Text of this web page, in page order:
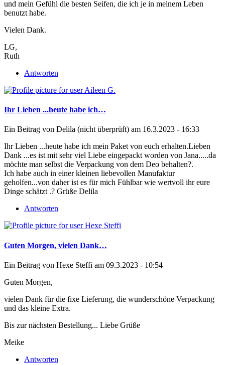
und mein Gefühl die besten Seifen, die ich je in meinem Leben
benutzt habe.
Vielen Dank.
LG,
Ruth
Antworten
Ihr Lieben ...heute habe ich…
Ein Beitrag von Delila (nicht überprüft) am 16.3.2023 - 16:33
Ihr Lieben ...heute habe ich mein Paket von euch erhalten.Lieben
Dank ...es ist mit sehr viel Liebe eingepackt worden von Jana.....da
möchte man selbst die Verpackung von dem Deo behalten?.
Ich habe auch in einer kleinen liebevollen Manufaktur
geholfen...von daher ist es für mich Fühlbar wie wertvoll ihr eure
Dinge schätzt .? Grüße Delila
Antworten
Guten Morgen, vielen Dank…
Ein Beitrag von Hexe Steffi am 09.3.2023 - 10:54
Guten Morgen,
vielen Dank für die fixe Lieferung, die wunderschöne Verpackung
und das kleine Extra.
Bis zur nächsten Bestellung... Liebe Grüße
Meike
Antworten